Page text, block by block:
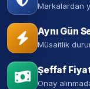
Markalardan
Aynı Gün
Müsaitlik
Şeffaf
Onay